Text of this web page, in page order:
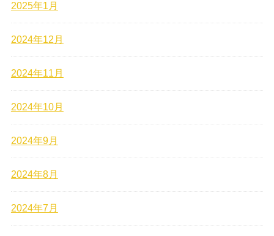
2025年1月
2024年12月
2024年11月
2024年10月
2024年9月
2024年8月
2024年7月